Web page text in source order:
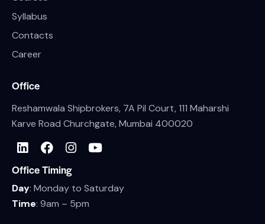
Syllabus
Contacts
Career
Office
Reshamwala Shipbrokers, 7A Pil Court, 111 Maharshi
Karve Road Churchgate, Mumbai 400020
Office Timing
Day: Monday to Saturday
Time: 9am – 5pm